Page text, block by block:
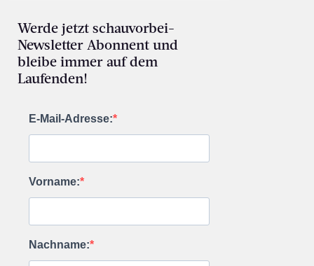
Werde jetzt schauvorbei-
Newsletter Abonnent und
bleibe immer auf dem
Laufenden!
E-Mail-Adresse:
Vorname:
Nachname: